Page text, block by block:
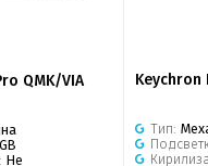
QMK/VIA
Не
Keychron
Тип: